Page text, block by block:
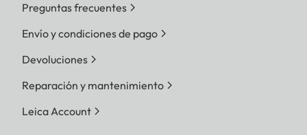
Preguntas frecuentes
Envío y condiciones de pago
Devoluciones
Reparación y mantenimiento
Leica Account